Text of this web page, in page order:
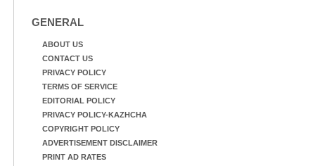
വാത്തുരുത്തിയിൽ
GENERAL
ABOUT US
CONTACT US
PRIVACY POLICY
TERMS OF SERVICE
EDITORIAL POLICY
PRIVACY POLICY-KAZHCHA
COPYRIGHT POLICY
ADVERTISEMENT DISCLAIMER
PRINT AD RATES